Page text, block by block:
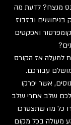
מנצח? לדעת מה
ובזבוז
ואפקטים
למעלה אז הקורס
מושלם עבורכם.
אשר יפרקו
לכם שלב אחרי שלב
כל מה שתצטרכו
מעולה בכל מקום